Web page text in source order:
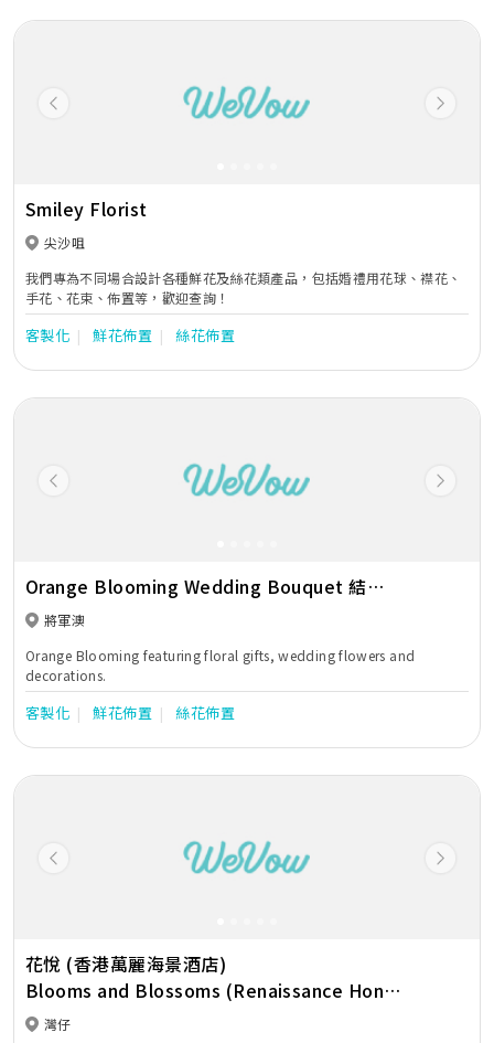
Previous Next
Smiley Florist
尖沙咀
我們專為不同場合設計各種鮮花及絲花類產品，包括婚禮用花球、襟花、
手花、花束、佈置等，歡迎查詢！
客製化 鮮花佈置 絲花佈置
Previous Next
Orange Blooming Wedding Bouquet 結婚
花球/送禮花束
將軍澳
Orange Blooming featuring floral gifts, wedding flowers and
decorations.
客製化 鮮花佈置 絲花佈置
Previous Next
花悅 (香港萬麗海景酒店)
Blooms and Blossoms (Renaissance Hong
Kong Harbour View Hotel)
灣仔